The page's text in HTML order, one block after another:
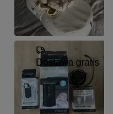
Dostawa gratis